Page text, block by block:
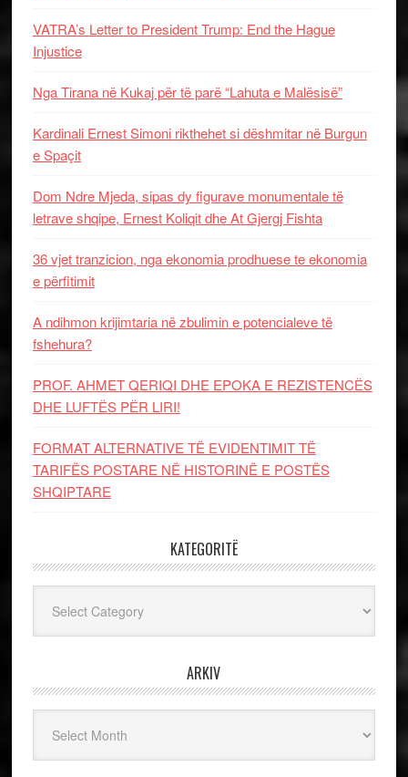
VATRA’s Letter to President Trump: End the Hague
Injustice
Nga Tirana në Kukaj për të parë “Lahuta e Malësisë”
Kardinali Ernest Simoni rikthehet si dëshmitar në Burgun
e Spaçit
Dom Ndre Mjeda, sipas dy figurave monumentale të
letrave shqipe, Ernest Koliqit dhe At Gjergj Fishta
36 vjet tranzicion, nga ekonomia prodhuese te ekonomia
e përfitimit
A ndihmon krijimtaria në zbulimin e potencialeve të
fshehura?
PROF. AHMET QERIQI DHE EPOKA E REZISTENCЁS
DHE LUFTЁS PЁR LIRI!
FORMAT ALTERNATIVE TË EVIDENTIMIT TË
TARIFËS POSTARE NË HISTORINË E POSTËS
SHQIPTARE
KATEGORITË
ARKIV